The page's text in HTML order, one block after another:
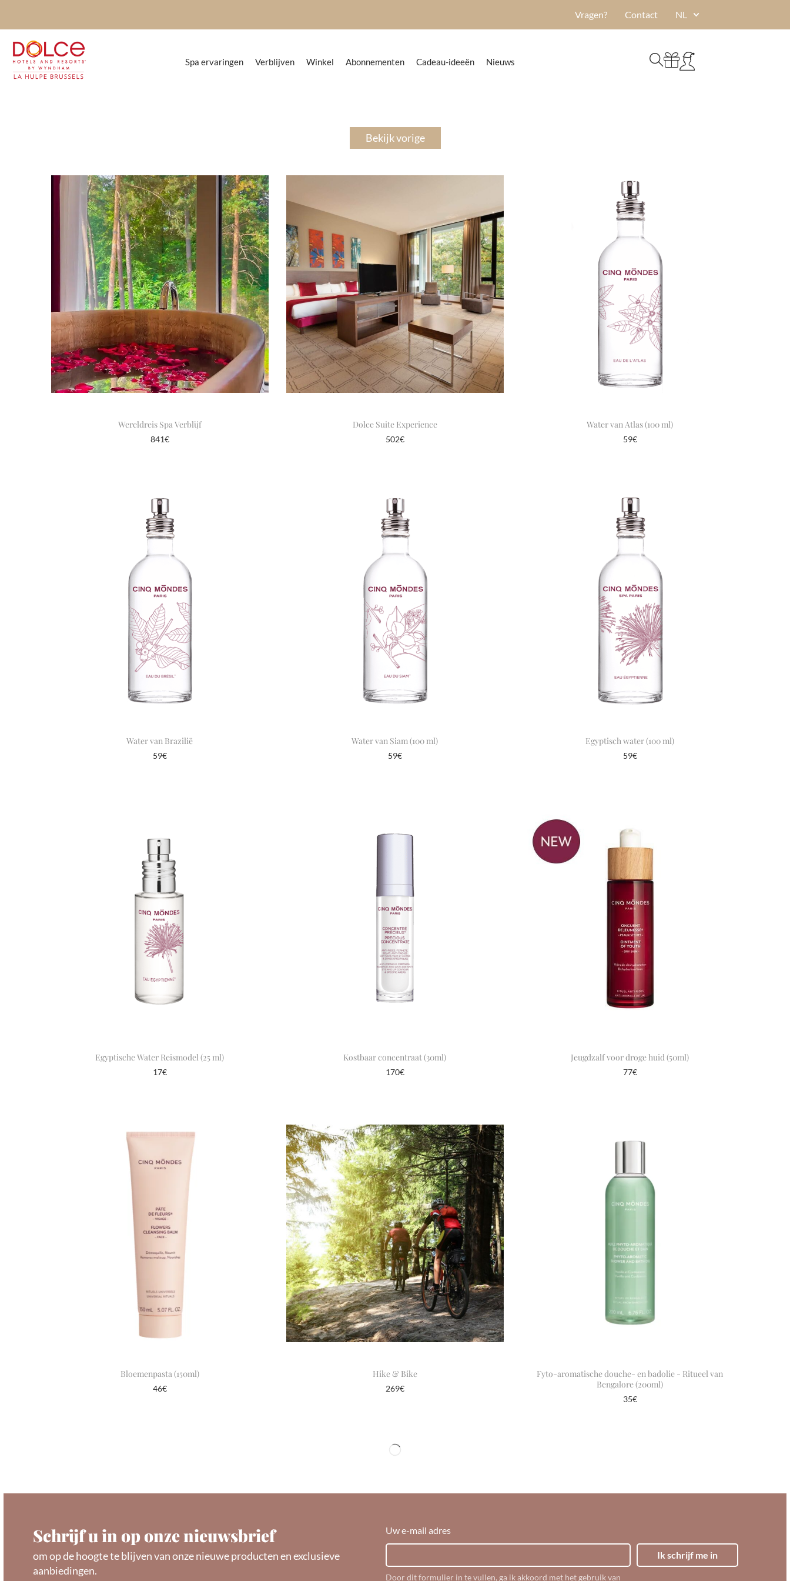
Vragen? Contact NL
Spa ervaringen Verblijven Winkel Abonnementen Cadeau-ideeën Nieuws
Bekijk vorige
Wereldreis Spa Verblijf
841€
Dolce Suite Experience
502€
Water van Atlas (100 ml)
59€
Water van Brazilië
59€
Water van Siam (100 ml)
59€
Egyptisch water (100 ml)
59€
Egyptische Water Reismodel (25 ml)
17€
Kostbaar concentraat (30ml)
170€
Jeugdzalf voor droge huid (50ml)
77€
Bloemenpasta (150ml)
46€
Hike & Bike
269€
Fyto-aromatische douche- en badolie - Ritueel van
Bengalore (200ml)
35€
Schrijf u in op onze nieuwsbrief
om op de hoogte te blijven van onze nieuwe producten en exclusieve
aanbiedingen.
Uw e-mail adres
Ik schrijf me in
Door dit formulier in te vullen, ga ik akkoord met het gebruik van